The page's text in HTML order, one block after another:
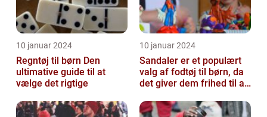
10 januar 2024
Regntøj til børn Den
ultimative guide til at
vælge det rigtige
10 januar 2024
Sandaler er et populært
valg af fodtøj til børn, da
det giver dem frihed til at